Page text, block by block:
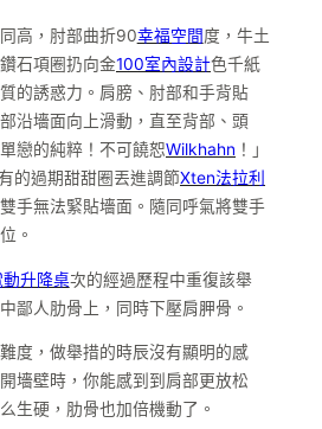
高，肘部曲折90幸福空間度，牛土
石項圈扔向金100室內設計色千紙
的誘惑力。肩膀、肘部和手背貼
沿墻面向上滑動，直至背部、頭
戀的純粹！不可饒恕Wilkhahn ！」
的過期甜甜圈丟進調節Xten法拉利
手無法緊貼墻面。隨同呼氣將雙手
。
升降桌次的經過歷程中重復該舉
鄙人肋骨上，同時下壓肩胛骨。
度，做舉措的時辰沒有顯明的感
墻壁時，你能感到到肩部更放松
生硬，肋骨也加倍機動了。